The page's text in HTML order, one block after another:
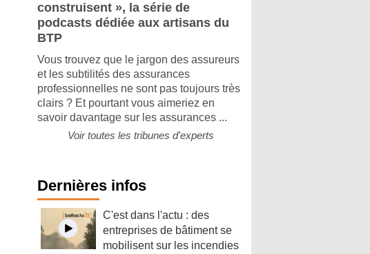
construisent », la série de
podcasts dédiée aux artisans du
BTP
Vous trouvez que le jargon des assureurs
et les subtilités des assurances
professionnelles ne sont pas toujours très
clairs ? Et pourtant vous aimeriez en
savoir davantage sur les assurances ...
Voir toutes les tribunes d'experts
Dernières infos
C'est dans l'actu : des
entreprises de bâtiment se
mobilisent sur les incendies